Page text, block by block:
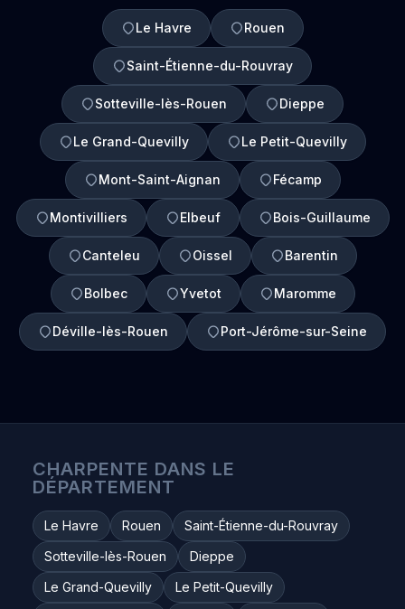
Le Havre Rouen
Saint-Étienne-du-Rouvray
Sotteville-lès-Rouen Dieppe
Le Grand-Quevilly Le Petit-Quevilly
Mont-Saint-Aignan Fécamp
Montivilliers Elbeuf Bois-Guillaume
Canteleu Oissel Barentin
Bolbec Yvetot Maromme
Déville-lès-Rouen Port-Jérôme-sur-Seine
CHARPENTE DANS LE
DÉPARTEMENT
Le Havre Rouen
Saint-Étienne-du-Rouvray
Sotteville-lès-Rouen
Dieppe
Le Grand-Quevilly
Le Petit-Quevilly